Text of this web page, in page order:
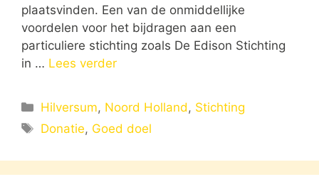
plaatsvinden. Een van de onmiddellijke
voordelen voor het bijdragen aan een
particuliere stichting zoals De Edison Stichting
in … Lees verder
Categorieën
Hilversum, Noord Holland , Stichting
Tags
Donatie, Goed doel